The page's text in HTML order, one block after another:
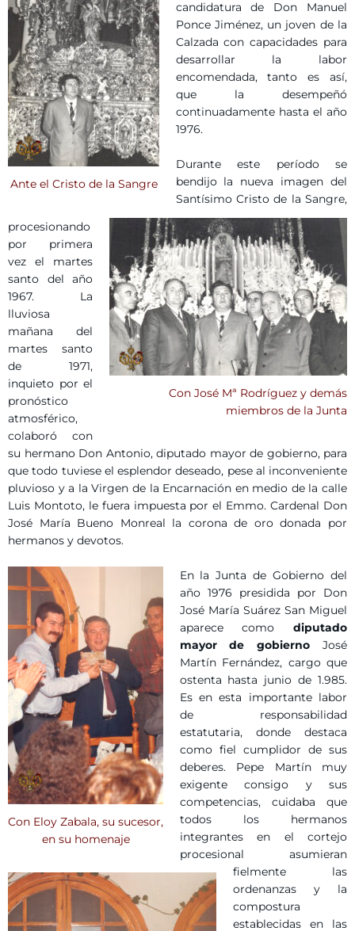
Ante el Cristo de la Sangre
candidatura de Don Manuel
Ponce Jiménez, un joven de la
Calzada con capacidades para
desarrollar la labor
encomendada, tanto es así,
que la desempeñó
continuadamente hasta el año
1976.
Con José Mª Rodríguez y demás
miembros de la Junta
Durante este período se
bendijo la nueva imagen del
Santísimo Cristo de la Sangre,
procesionando
por primera
vez el martes
santo del año
1967. La
lluviosa
mañana del
martes santo
de 1971,
inquieto por el
pronóstico
atmosférico,
colaboró con
su hermano Don Antonio, diputado mayor de gobierno, para
que todo tuviese el esplendor deseado, pese al inconveniente
pluvioso y a la Virgen de la Encarnación en medio de la calle
Luis Montoto, le fuera impuesta por el Emmo. Cardenal Don
José María Bueno Monreal la corona de oro donada por
hermanos y devotos.
Con Eloy Zabala, su sucesor,
en su homenaje
En la Junta de Gobierno del
año 1976 presidida por Don
José María Suárez San Miguel
aparece como diputado
mayor de gobierno José
Martín Fernández, cargo que
ostenta hasta junio de 1.985.
Es en esta importante labor
de responsabilidad
estatutaria, donde destaca
como fiel cumplidor de sus
deberes. Pepe Martín muy
exigente consigo y sus
competencias, cuidaba que
todos los hermanos
integrantes en el cortejo
procesional asumieran
fielmente las
ordenanzas y la
compostura
establecidas en las